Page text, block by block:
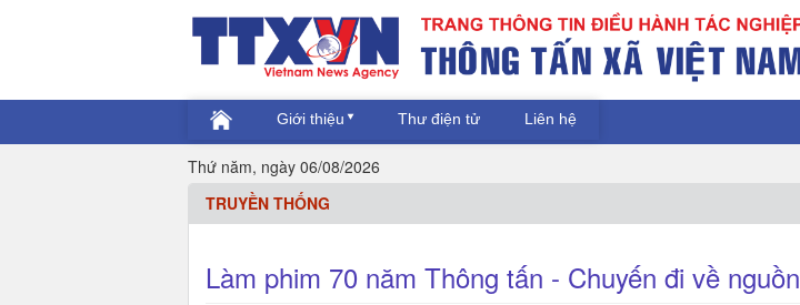
Giới thiệu Thư điện tử Liên hệ
Thứ năm, ngày 06/08/2026
TRUYỀN THỐNG
Làm phim 70 năm Thông tấn - Chuyến đi về nguồn